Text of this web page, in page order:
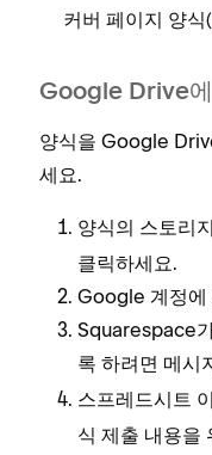
커버 페이지 양식(
Google Drive
양식을 Google
세요.
양식의 스토리
클릭하세요.
Google 계정에
Squarespace
록 하려면 메시
스프레드시트
식 제출 내용을